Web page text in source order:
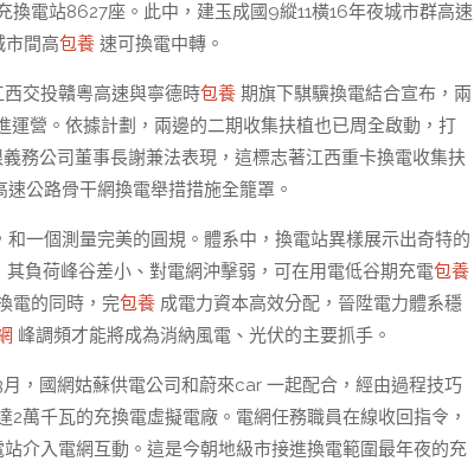
電站8627座。此中，建玉成國9縱11橫16年夜城市群高速
市間高包養 速可換電中轉。
交投贛粵高速與寧德時包養 期旗下騏驥換電結合宣布，兩
運營。依據計劃，兩邊的二期收集扶植也已周全啟動，打
務公司董事長謝兼法表現，這標志著江西重卡換電收集扶
公路骨干網換電舉措措施全籠罩。
一個測量完美的圓規。體系中，換電站異樣展示出奇特的
其負荷峰谷差小、對電網沖擊弱，可在用電低谷期充電包養
電的同時，完包養 成電力資本高效分配，晉陞電力體系穩
峰調頻才能將成為消納風電、光伏的主要抓手。
，國網姑蘇供電公司和蔚來car 一起配合，經由過程技巧
萬千瓦的充換電虛擬電廠。電網任務職員在線收回指令，
介入電網互動。這是今朝地級市接進換電範圍最年夜的充